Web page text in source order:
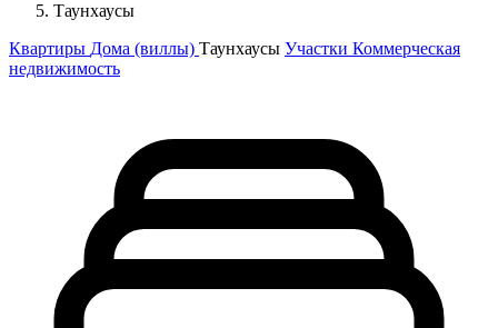
Таунхаусы
Квартиры Дома (виллы) Таунхаусы Участки Коммерческая
недвижимость